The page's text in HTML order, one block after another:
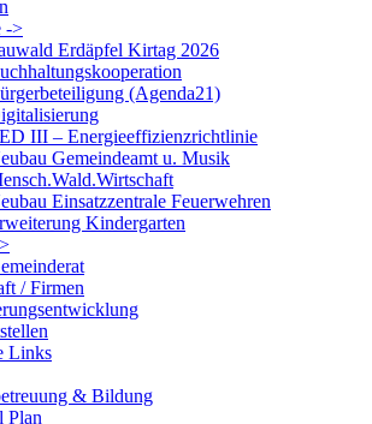
->
Erdäpfel Kirtag 2026
(Agenda21)
III – Energieeffizienzrichtlinie
Gemeindeamt u. Musik
Einsatzzentrale Feuerwehren
Kindergarten
/ Firmen
Links
& Bildung
Plan